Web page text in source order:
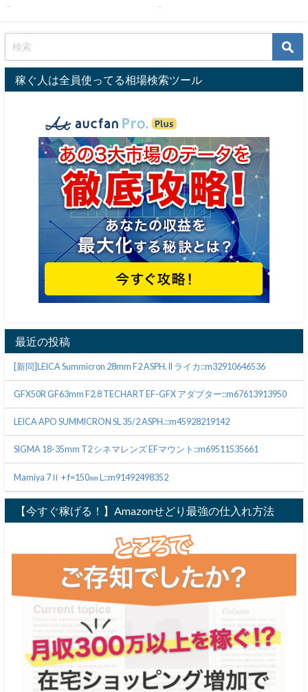
稼ぐ人は全員使ってる相場検索ツール
最近の投稿
[新同]LEICA Summicron 28mm F2 ASPH. II ライカ::m32910646536
GFX50R GF63mm F2.8 TECHART EF-GFX アダプター::m67613913950
LEICA APO SUMMICRON SL 35/2 ASPH.::m45928219142
SIGMA 18-35mm T2 シネマレンズ EFマウント::m69511535661
Mamiya 7Ⅱ + f=150㎜ L::m91492498352
【今すぐ稼げる！】Amazonせどり最強の仕入れ方法